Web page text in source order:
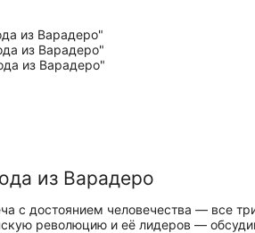
из Варадеро
с достоянием человечества — все
революцию и её лидеров —